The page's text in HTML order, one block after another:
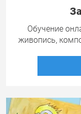
Обучение
живопись,